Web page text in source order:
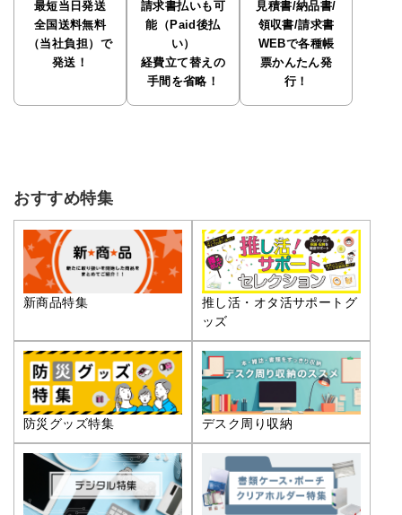
最短当日発送
全国送料無料
（当社負担）で
発送！
請求書払いも可
能（Paid後払
い）
経費立て替えの
手間を省略！
見積書/納品書/
領収書/請求書
WEBで各種帳
票かんたん発
行！
おすすめ特集
新商品特集
推し活・オタ活サポートグ
ッズ
防災グッズ特集 デスク周り収納